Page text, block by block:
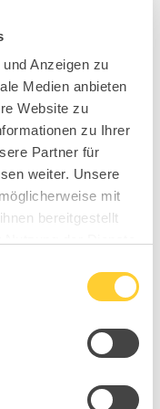
Anzeigen zu
Medien anbieten
Website zu
zu Ihrer
Partner für
weiter. Unsere
mit
bereitgestellt